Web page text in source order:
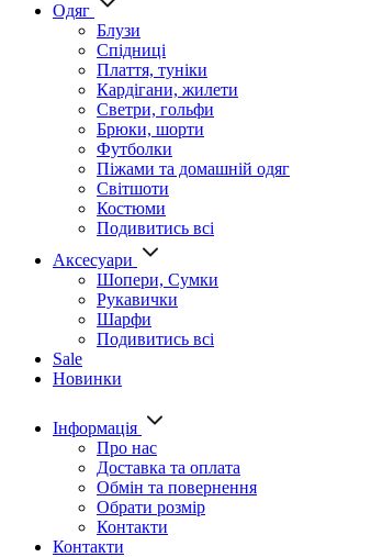
Одяг
Блузи
Спідниці
Плаття, туніки
Кардігани, жилети
Светри, гольфи
Брюки, шорти
Футболки
Піжами та домашній одяг
Світшоти
Костюми
Подивитись всі
Аксесуари
Шопери, Сумки
Рукавички
Шарфи
Подивитись всі
Sale
Новинки
Інформація
Про нас
Доставка та оплата
Обмін та повернення
Обрати розмір
Контакти
Контакти